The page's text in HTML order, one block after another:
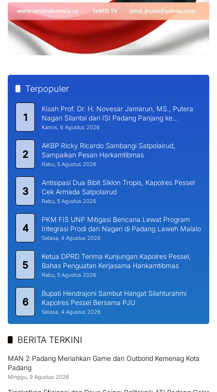
Terpopuler
1
Kisah Prof. Dr. H. Novesar Jamarun, MS., Putera
Nagari Silantai dari ISI Padang Panjang ke
Universitas Dharma Andalas
Kamis, 6 Agustus 2026
2
AKBP Ricky Ricardo Sambangi Satpolairud,
Sampaikan Pesan Harkamtibmas
Rabu, 5 Agustus 2026
3
Antisipasi Dua Bibit Siklon Tropis, Kapolres Pessel
Cek Armada Satpolairud
Rabu, 5 Agustus 2026
4
PKM FIS UNP Mitigasi Bencana Lewat Program
Integrasi Prodi dan Nagari di Padang Laweh Malalo
Selasa, 4 Agustus 2026
5
Ketua DPRD Terima Kunjungan Kapolres Pessel,
Bahas Penguatan Kerjasama Hankamtibmas
Rabu, 5 Agustus 2026
6
Bupati Hendrajoni Sambut Hangat Silahturahmi
Kapolres Pessel Bersama PJU
Selasa, 4 Agustus 2026
BERITA TERKINI
MAN 2 Padang Meriahkan Game dan Outbond Kemenag Kota
Padang
Minggu, 9 Agustus 2026